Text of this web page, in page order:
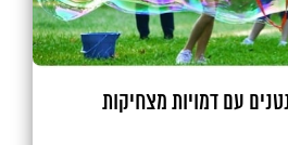
עם דמויות מצחיקות